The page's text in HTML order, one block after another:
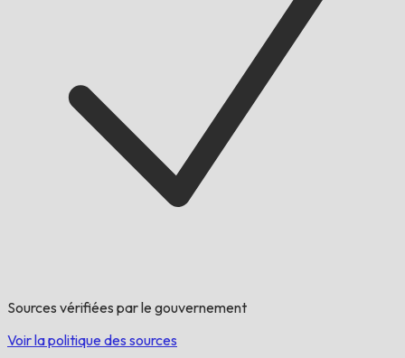
Sources vérifiées par le gouvernement
Voir la politique des sources